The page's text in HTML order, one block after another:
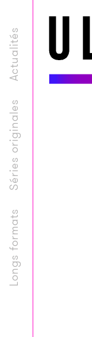
Longs formats
Séries originales
Actualités